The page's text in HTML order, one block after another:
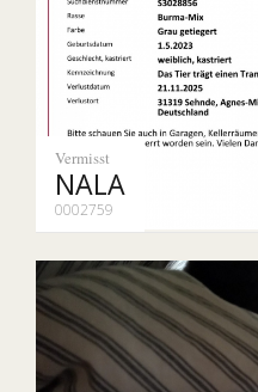
Vermisst
NALA
0002759